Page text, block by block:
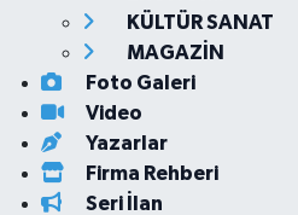
KÜLTÜR SANAT
MAGAZİN
Foto Galeri
Video
Yazarlar
Firma Rehberi
Seri İlan